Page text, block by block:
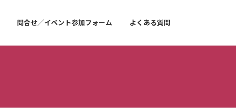
問合せ／イベント参加フォーム よくある質問